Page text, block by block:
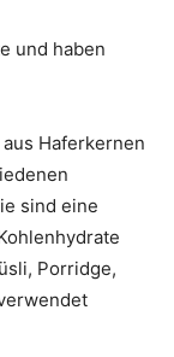
und haben
Haferkernen
sind eine
Porridge,